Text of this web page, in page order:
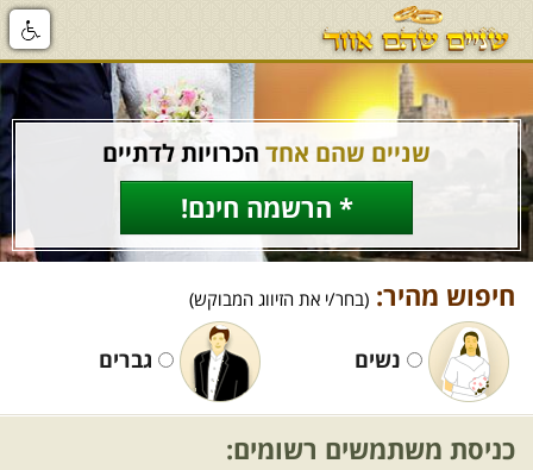
שניים שהם אחד הכרויות לדתיים
* הרשמה חינם!
חיפוש מהיר: (בחר/י את הזיווג המבוקש)
נשים גברים
כניסת משתמשים רשומים: